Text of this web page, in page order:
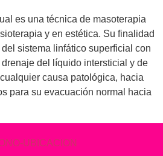
es una técnica de masoterapia
y en estética. Su finalidad
sistema linfático superficial con
del líquido intersticial y de
causa patológica, hacia
para su evacuación normal hacia